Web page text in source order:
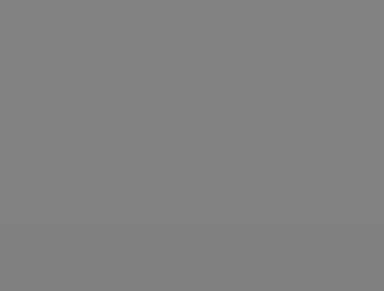
Landschaft bietet einen schönen
genießen.
Weiterbildungen für Ihr IT-Know-
finden Sie in unserer